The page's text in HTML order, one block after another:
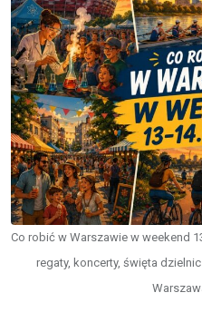
Co robić w Warszawie w weekend
regaty, koncerty, święta